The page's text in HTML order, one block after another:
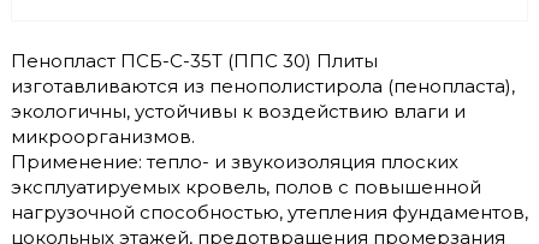
Пенопласт ПСБ-С-35Т (ППС 30) Плиты
изготавливаются из пенополистирола (пенопласта),
экологичны, устойчивы к воздействию влаги и
микроорганизмов.
Применение: тепло- и звукоизоляция плоских
эксплуатируемых кровель, полов с повышенной
нагрузочной способностью, утепления фундаментов,
цокольных этажей, предотвращения промерзания